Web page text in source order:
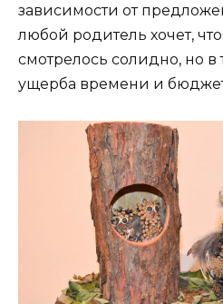
зависимости от
любой родитель хочет,
смотрелось солидно, но в
ущерба времени и